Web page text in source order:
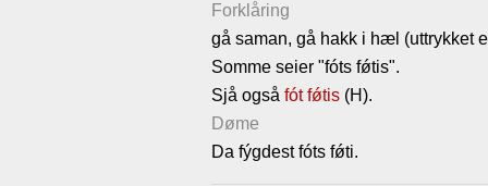
Forklåring
gå saman, gå hakk i hæl (uttrykket
Somme seier "fóts fǿtis".
Sjå også fót fǿtis (H).
Døme
Da fýgdest fóts fǿti.